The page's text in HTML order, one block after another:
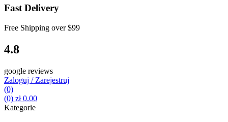
Fast Delivery
Free Shipping over$99
4.8
google reviews
Zaloguj / Zarejestruj
(0)
(0) zł0.00
Kategorie